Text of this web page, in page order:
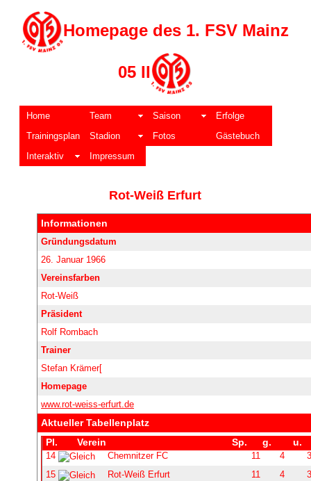
Homepage des 1. FSV Mainz
05 II
Home Team Saison
Erfolge
Trainingsplan
Stadion Fotos
Gästebuch
Interaktiv
Impressum
Rot-Weiß Erfurt
Informationen
Gründungsdatum
26. Januar 1966
Vereinsfarben
Rot-Weiß
Präsident
Rolf Rombach
Trainer
Stefan Krämer[
Homepage
www.rot-weiss-erfurt.de
Aktueller Tabellenplatz